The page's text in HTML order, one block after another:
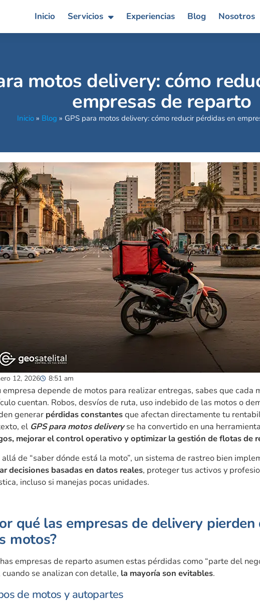
Inicio Servicios Experiencias Blog Nosotros
motos delivery: cómo
empresas de reparto
Inicio » Blog » GPS para motos delivery: cómo reducir pérdidas en
12, 2026 8:51 am
empresa depende de motos para realizar entregas, sabes que cada
cuentan. Robos, desvíos de ruta, uso indebido de las motos o
generar pérdidas constantesque afectan directamente tu
el GPS para motos deliveryse ha convertido en una
mejorar el control operativo y optimizar la gestión de flotas de
allá de “saber dónde está la moto”, un sistema de rastreo bien
decisiones basadas en datos reales, proteger tus activos y
incluso si manejas pocas unidades.
qué las empresas de delivery pierden
motos?
empresas de reparto asumen estas pérdidas como “parte del
cuando se analizan con detalle, la mayoría son evitables.
de motos y autopartes